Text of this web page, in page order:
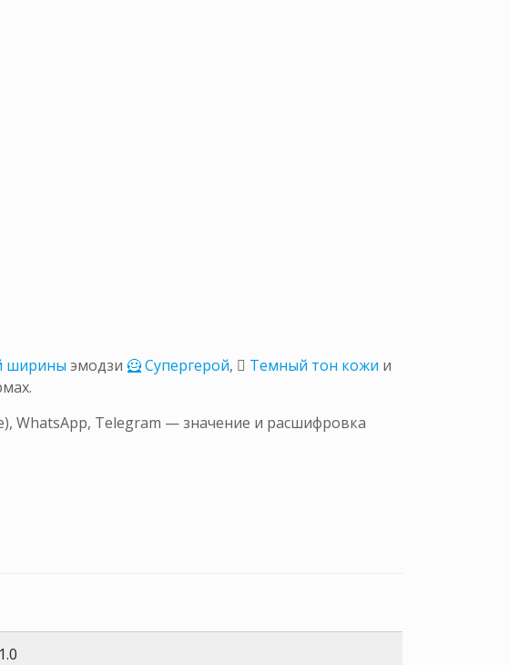
ширины эмодзи 🦸 Супергерой, 🏾 Темный тон кожи и
WhatsApp, Telegram — значение и расшифровка